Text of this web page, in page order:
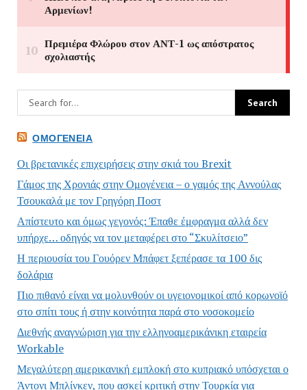
ΟΜΟΓΈΝΕΙΑ
Οι βρετανικές επιχειρήσεις στην σκιά του Brexit
Γάμος της Χρονιάς στην Ομογένεια – ο γαμός της Αννούλας
Τσουκαλά με τον Γρηγόρη Ποστ
Απίστευτο και όμως γεγονός: Έπαθε έμφραγμα αλλά δεν
υπήρχε… οδηγός να τον μεταφέρει στο “Σκυλίτσειο”
Η περιουσία του Γουόρεν Μπάφετ ξεπέρασε τα 100 δις
δολάρια
Πιο πιθανό είναι να μολυνθούν οι υγειονομικοί από κορωνοϊό
στο σπίτι τους ή στην κοινότητα παρά στο νοσοκομείο
Διεθνής αναγνώριση για την ελληνοαμερικάνικη εταιρεία
Workable
Μεγαλύτερη αμερικανική εμπλοκή στο κυπριακό υπόσχεται ο
Άντονι Μπλίνκεν, που ασκεί κριτική στην Τουρκία για